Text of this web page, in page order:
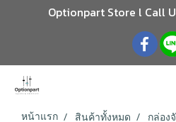
Optionpart Store l Call
หน้าแรก สินค้าทั้งหมด
กล่อง